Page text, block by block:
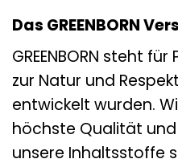
Das GREENBORN
GREENBORN steht
zur Natur und
entwickelt wurden.
höchste Qualität und
unsere Inhaltsstoffe